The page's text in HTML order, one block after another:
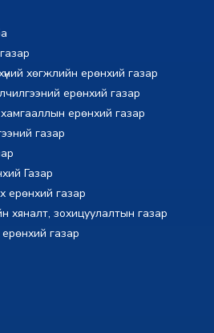
хөгжлийн ерөнхий газар
ерөнхий газар
хамгааллын ерөнхий газар
газар
Газар
ерөнхий газар
хяналт, зохицуулалтын газар
ерөнхий газар